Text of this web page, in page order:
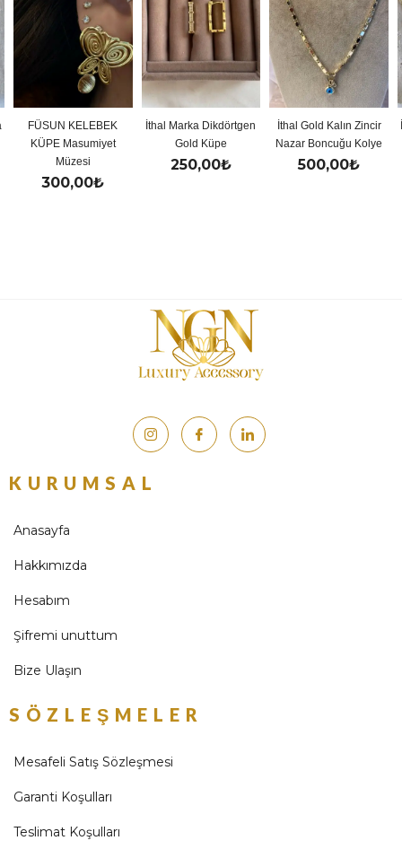
FÜSUN KELEBEK
KÜPE Masumiyet
Müzesi
300,00₺
İthal Marka Dikdörtgen
Gold Küpe
250,00₺
İthal Gold Kalın Zincir
Nazar Boncuğu Kolye
500,00₺
KURUMSAL
Anasayfa
Hakkımızda
Hesabım
Şifremi unuttum
Bize Ulaşın
SÖZLEŞMELER
Mesafeli Satış Sözleşmesi
Garanti Koşulları
Teslimat Koşulları